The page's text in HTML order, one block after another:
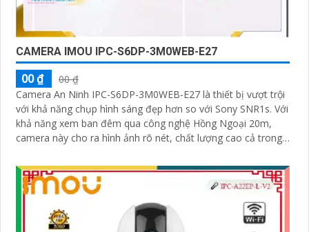
CAMERA IMOU IPC-S6DP-3M0WEB-E27
00 ₫
00 ₫
Camera An Ninh IPC-S6DP-3M0WEB-E27 là thiết bị vượt trội
với khả năng chụp hình sáng đẹp hơn so với Sony SNR1s. Với
khả năng xem ban đêm qua công nghệ Hồng Ngoại 20m,
camera này cho ra hình ảnh rõ nét, chất lượng cao cả trong